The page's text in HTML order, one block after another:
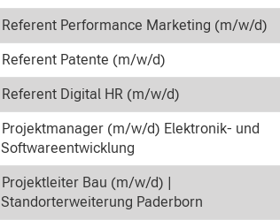
Referent Performance Marketing (m/w/d)
Referent Patente (m/w/d)
Referent Digital HR (m/w/d)
Projektmanager (m/w/d) Elektronik- und
Softwareentwicklung
Projektleiter Bau (m/w/d) |
Standorterweiterung Paderborn